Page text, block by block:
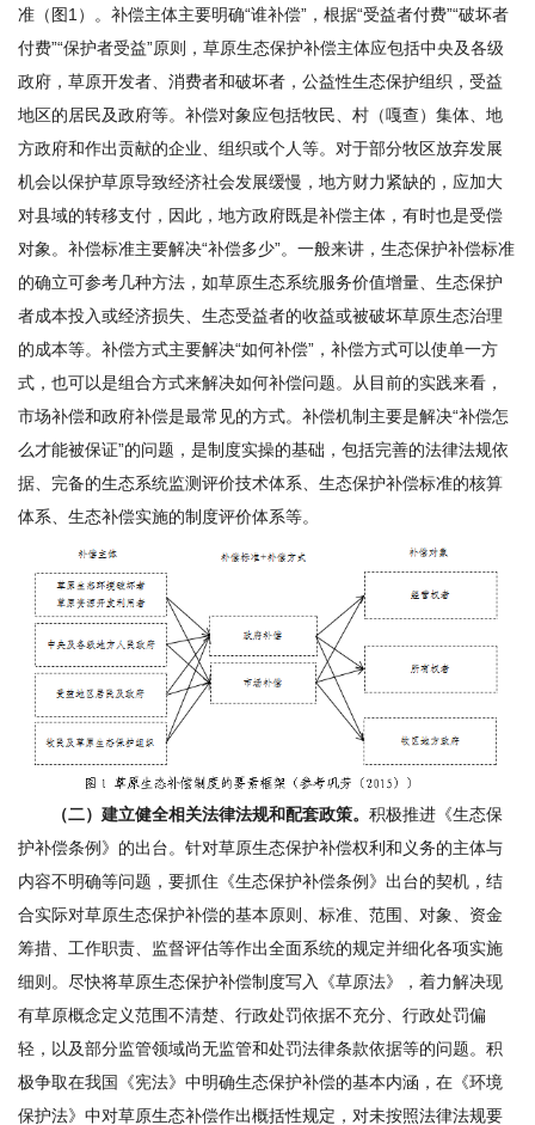
准（图1）。补偿主体主要明确“谁补偿”，根据“受益者付费”“破坏者
付费”“保护者受益”原则，草原生态保护补偿主体应包括中央及各级
政府，草原开发者、消费者和破坏者，公益性生态保护组织，受益
地区的居民及政府等。补偿对象应包括牧民、村（嘎查）集体、地
方政府和作出贡献的企业、组织或个人等。对于部分牧区放弃发展
机会以保护草原导致经济社会发展缓慢，地方财力紧缺的，应加大
对县域的转移支付，因此，地方政府既是补偿主体，有时也是受偿
对象。补偿标准主要解决“补偿多少”。一般来讲，生态保护补偿标准
的确立可参考几种方法，如草原生态系统服务价值增量、生态保护
者成本投入或经济损失、生态受益者的收益或被破坏草原生态治理
的成本等。补偿方式主要解决“如何补偿”，补偿方式可以使单一方
式，也可以是组合方式来解决如何补偿问题。从目前的实践来看，
市场补偿和政府补偿是最常见的方式。补偿机制主要是解决“补偿怎
么才能被保证”的问题，是制度实操的基础，包括完善的法律法规依
据、完备的生态系统监测评价技术体系、生态保护补偿标准的核算
体系、生态补偿实施的制度评价体系等。
（二）建立健全相关法律法规和配套政策。 积极推进《生态保
护补偿条例》的出台。针对草原生态保护补偿权利和义务的主体与
内容不明确等问题，要抓住《生态保护补偿条例》出台的契机，结
合实际对草原生态保护补偿的基本原则、标准、范围、对象、资金
筹措、工作职责、监督评估等作出全面系统的规定并细化各项实施
细则。尽快将草原生态保护补偿制度写入《草原法》，着力解决现
有草原概念定义范围不清楚、行政处罚依据不充分、行政处罚偏
轻，以及部分监管领域尚无监管和处罚法律条款依据等的问题。积
极争取在我国《宪法》中明确生态保护补偿的基本内涵，在《环境
保护法》中对草原生态补偿作出概括性规定，对未按照法律法规要